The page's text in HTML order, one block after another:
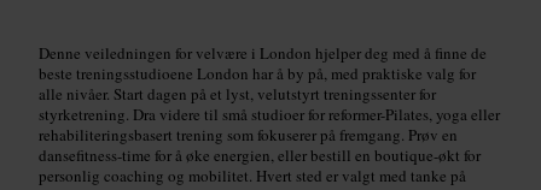
Denne veiledningen for velvære i London hjelper deg med å finne de
beste treningsstudioene London har å by på, med praktiske valg for
alle nivåer. Start dagen på et lyst, velutstyrt treningssenter for
styrketrening. Dra videre til små studioer for reformer-Pilates, yoga eller
rehabiliteringsbasert trening som fokuserer på fremgang. Prøv en
dansefitness-time for å øke energien, eller bestill en boutique-økt for
personlig coaching og mobilitet. Hvert sted er valgt med tanke på